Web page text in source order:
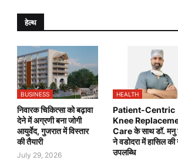
हेल्थ
BUSINESS
निवारक चिकित्सा को बढ़ावा
देने में अग्रणी बना जोगी
आयुर्वेद, गुजरात में विस्तार
की तैयारी
July 29, 2026
HEALTH
Patient-Centric
Knee
Care के साथ डॉ. मनु
ने वडोदरा में हासिल की
उपलब्धि